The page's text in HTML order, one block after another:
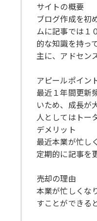
サイトの概要
ブログ作成を初
ムに記事では１
的な知識を持っ
主に、アドセン
アピールポイン
最近１年間更新
いため、成長が
人としてはトー
デメリット
最近本業が忙し
定期的に記事を
売却の理由
本業が忙しくな
すことができる